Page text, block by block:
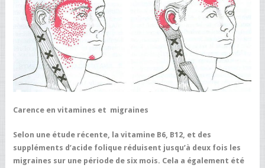
Carence en vitamines et migraines
Selon une étude récente, la vitamine B6, B12, et des
suppléments d’acide folique réduisent jusqu’à deux fois les
migraines sur une période de six mois. Cela a également été